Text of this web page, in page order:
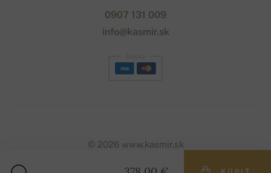
0907 131 009
info@kasmir.sk
© 2026 www.kasmir.sk